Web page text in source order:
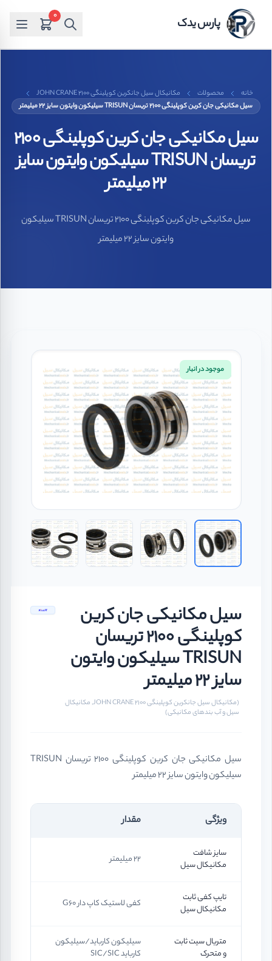
پارس یدک 0
خانه محصولات
مکانیکال سیل جانکرین کوپلینگی JOHN CRANE 2100
سیل مکانیکی جان کرین کوپلینگی 2100 تریسان TRISUN سیلیکون وایتون سایز 22 میلیمتر
سیل مکانیکی جان کرین کوپلینگی 2100
تریسان TRISUN سیلیکون وایتون سایز
22 میلیمتر
سیل مکانیکی جان کرین کوپلینگی 2100 تریسان TRISUN سیلیکون
وایتون سایز 22 میلیمتر
موجود در انبار
سیل مکانیکی جان کرین
کوپلینگی 2100 تریسان
TRISUN سیلیکون وایتون
سایز 22 میلیمتر
(مکانیکال سیل جانکرین کوپلینگی JOHN CRANE 2100, مکانیکال
سیل و آب بندهای مکانیکی)
سیل مکانیکی جان کرین کوپلینگی 2100 تریسان TRISUN
سیلیکون وایتون سایز 22 میلیمتر
ویژگی مقدار
سایز شافت
مکانیکال سیل
22 میلیمتر
تایپ کفی ثابت
مکانیکال سیل
کفی لاستیک کاپ دار G60
متریال سیت ثابت
و متحرک
سیلیکون کارباید/سیلیکون
کارباید SIC/SIC